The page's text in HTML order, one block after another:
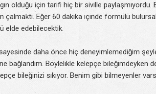
olduğu için tarifi hiç bir siville
çalmaktı. Eğer 60 dakika içinde formülü
elde edebilecektik.
daha önce hiç deneyimlemediğim
bağlandım. Böylelikle kelepçe bileğimdeyken
bileğinizi sıkıyor. Benim gibi bilmeyenler